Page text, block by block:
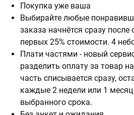
Покупка уже ваша
Выбирайте любые
заказа начнётся сразу
первых 25% стоимости. 4
Плати частями - новый
разделить оплату за товар
часть списывается сразу,
каждые 2 недели или 1
выбранного срока.